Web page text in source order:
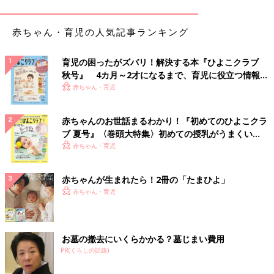
細菌性胃腸炎
細菌性食中毒ともいわれ、細菌に汚染された食べ物から感染し
て起こります。激しい下痢や嘔吐、腹痛、血便が出るなどしま
す。抗菌薬の使用中に血便が出た場合は、腸内細菌の異常による
腸炎が考えられます。
★脱水症状を予防して合併症にも注意します
ウイルス性胃腸炎、細菌性胃腸炎とも下痢止めは使いません。
細菌性胃腸炎には整腸薬や抗菌薬が処方されることも。脱水症状
に注意して、湯冷まし、麦茶、赤ちゃん用イオン飲料、経口補水
液(薬局などで買えます)などを与えます。水分を一度に与えると
吐きやすいので少量ずつ何回かに分けて与えましょう。家族への
感染を防ぐためにも、下痢や嘔吐などの処理後はていねいに手洗
いすることが大切です。下痢でおむつかぶれを起こしやすいの
で、座浴やシャワーでおしりを清潔に保ちましょう。食中毒予防
のために、普段から食品はよく加熱し、調理器具は熱湯消毒する
赤ちゃん・育児の人気記事ランキング
育児の困ったがズバリ！解決する本『ひよこクラブ
秋号』 4カ月～2才になるまで、育児に役立つ情報が
いっぱい！
赤ちゃん・育児
赤ちゃんのお世話まるわかり！『初めてのひよこクラ
ブ 夏号』〈巻頭大特集〉初めての授乳がうまくい
く！ おっぱい・ミルクの基本と夏のトラブル 解決テ
赤ちゃん・育児
赤ちゃんが生まれたら！2冊の「たまひよ」
赤ちゃん・育児
お墓の撤去にいくらかかる？墓じまい費用
PR(くらしの話題)